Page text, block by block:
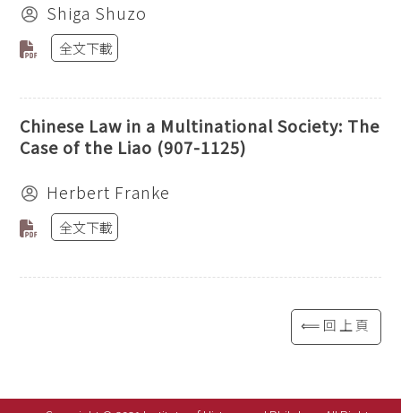
Shiga Shuzo
全文下載
Chinese Law in a Multinational Society: The
Case of the Liao (907-1125)
Herbert Franke
全文下載
⟸回上頁